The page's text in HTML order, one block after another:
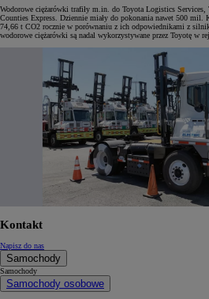
Wodorowe ciężarówki trafiły m.in. do Toyota Logistics Services,
Counties Express. Dziennie miały do pokonania nawet 500 mil.
74,66 t CO2 rocznie w porównaniu z ich odpowiednikami z
wodorowe ciężarówki są nadal wykorzystywane przez Toyotę w
Kontakt
Napisz do nas
Samochody
Samochody
Samochody osobowe